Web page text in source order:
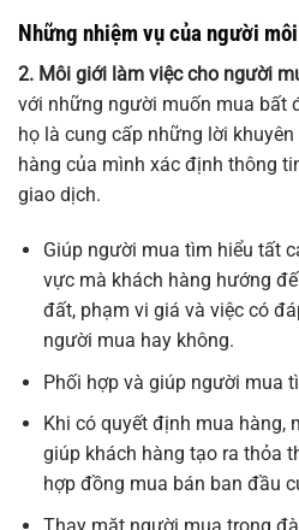
Những nhiệm vụ của người
2. Môi giới làm việc cho người
với những người muốn mua bất
họ là cung cấp những lời
hàng của mình xác định thông
giao dịch.
Giúp người mua tìm hiểu tất
vực mà khách hàng hướng
đất, phạm vi giá và việc có
người mua hay không.
Phối hợp và giúp người mua
Khi có quyết định mua hàng,
giúp khách hàng tạo ra thỏa
hợp đồng mua bán ban đầu